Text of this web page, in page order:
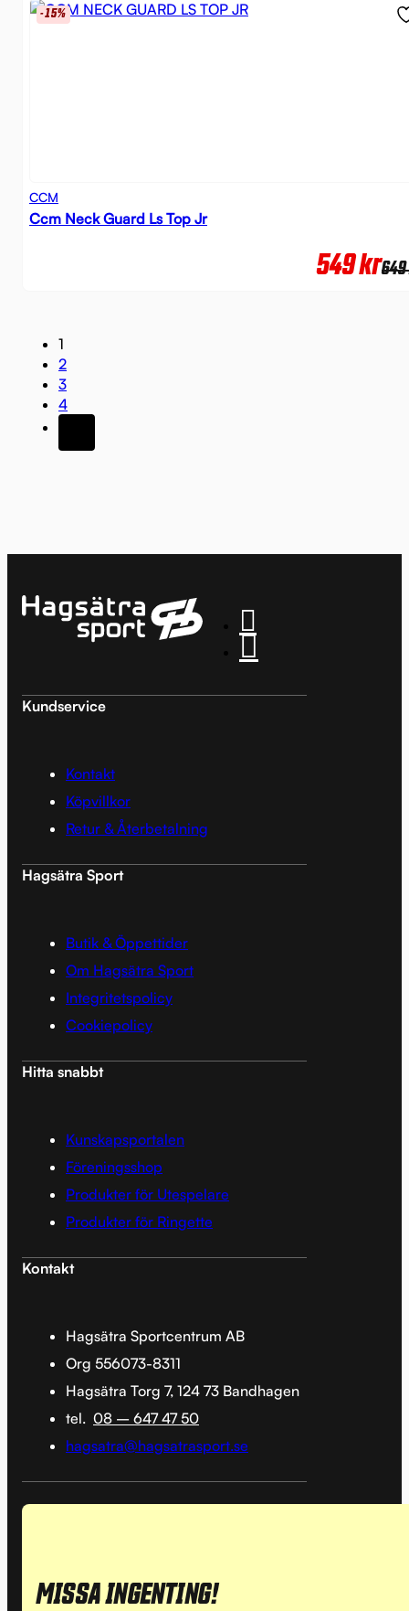
-15%
CCM
Ccm Neck Guard Ls Top Jr
649
549kr
1
2
3
4
Kundservice
Kontakt
Köpvillkor
Retur & Återbetalning
Hagsätra Sport
Butik & Öppettider
Om Hagsätra Sport
Integritetspolicy
Cookiepolicy
Hitta snabbt
Kunskapsportalen
Föreningsshop
Produkter för Utespelare
Produkter för Ringette
Kontakt
Hagsätra Sportcentrum AB
Org 556073-8311
Hagsätra Torg 7, 124 73 Bandhagen
tel. 08 – 647 47 50
hagsatra@hagsatrasport.se
MISSA INGENTING!